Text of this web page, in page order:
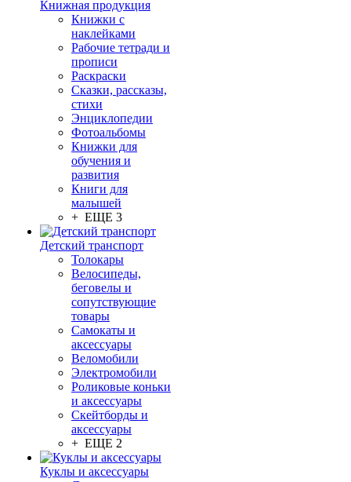
Книжная продукция
Книжки с
наклейками
Рабочие тетради и
прописи
Раскраски
Сказки, рассказы,
стихи
Энциклопедии
Фотоальбомы
Книжки для
обучения и
развития
Книги для
малышей
+ ЕЩЕ 3
Детский транспорт
Толокары
Велосипеды,
беговелы и
сопутствующие
товары
Самокаты и
аксессуары
Веломобили
Электромобили
Роликовые коньки
и аксессуары
Скейтборды и
аксессуары
+ ЕЩЕ 2
Куклы и аксессуары